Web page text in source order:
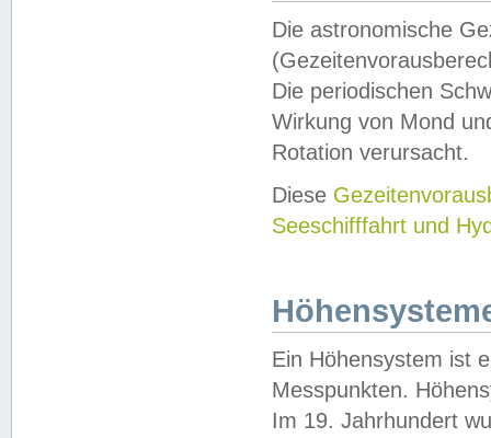
Die astronomische
Die periodischen
Wirkung von Mond
Rotation verursacht.
Diese
Seeschifffahrt und
Ein Höhensystem ist
Messpunkten.
Im 19. Jahrhundert